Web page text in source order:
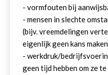
- vormfouten bij
- mensen in slechte
(bijv. vreemdelingen
eigenlijk geen kans
- werkdruk/
geen tijd hebben om ze